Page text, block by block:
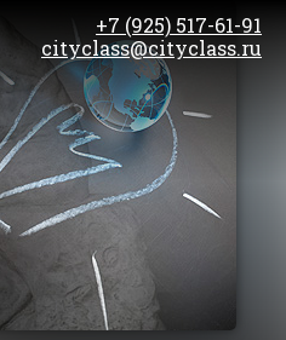
+7 (925) 517-61-91
cityclass@cityclass.ru